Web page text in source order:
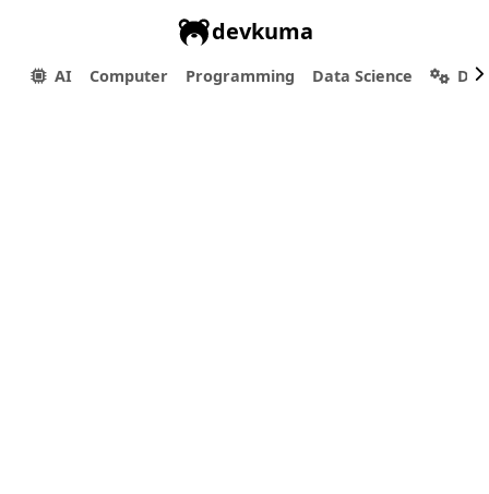
devkuma
AI Computer Programming Data Science